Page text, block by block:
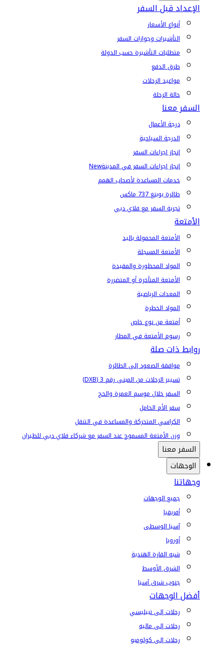
الإعداد قبل السفر
أنواع الأسعار
التأشيرات وجوازات السفر
متطلبات التأشيرة حسب الدولة
طرق الدفع
مواعيد الرحلات
حالة الرحلة
السفر معنا
درجة الأعمال
الدرجة السياحية
إنجاز إجراءات السفر
إنجاز إجراءات السفر في المدينةNew
خدمات المساعدة لأصحاب الهمم
طائرة بوينغ 737 ماكس
تجربة السفر مع فلاي دبي
الأمتعة
الأمتعة المحمولة باليد
الأمتعة المسجلة
المواد المحظورة والمقيدة
الأمتعة المتأخرة أو المتضررة
المعدات الرياضية
المواد الخطرة
أمتعة من نوع خاص
رسوم الأمتعة في المطار
روابط ذات صلة
موافقة الصعود إلى الطائرة
تسيير الرحلات من المبنى رقم 3 (DXB)
السفر خلال موسم العمرة والحج
سفر الأم الحامل
الكراسي المتحركة والمساعدة في التنقل
وزن الأمتعة المسموح عند السفر مع شركاء فلاي دبي للطيران
السفر معنا
الوجهات
وجهاتنا
جميع الوجهات
أفريقيا
آسيا الوسطى
أوروبا
شبه القارة الهندية
الشرق الأوسط
جنوب شرق آسيا
أفضل الوجهات
رحلات إلى تبيليسي
رحلات إلى ماليه
رحلات إلى كولومبو